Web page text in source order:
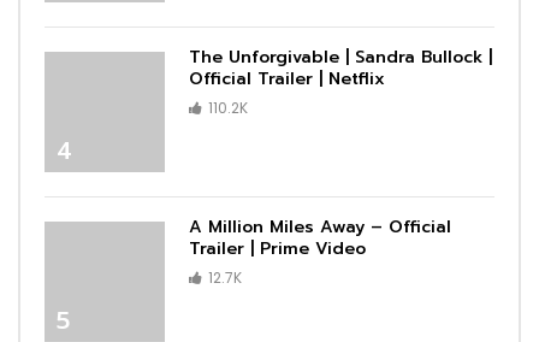
4
The Unforgivable | Sandra Bullock |
Official Trailer | Netflix
110.2K
5
A Million Miles Away – Official
Trailer | Prime Video
12.7K